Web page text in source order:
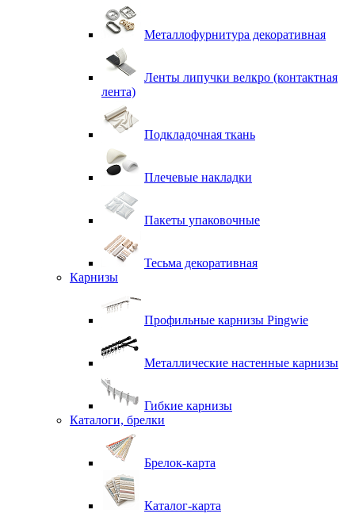
Металлофурнитура декоративная
Ленты липучки велкро (контактная
лента)
Подкладочная ткань
Плечевые накладки
Пакеты упаковочные
Тесьма декоративная
Карнизы
Профильные карнизы Pingwie
Металлические настенные карнизы
Гибкие карнизы
Каталоги, брелки
Брелок-карта
Каталог-карта